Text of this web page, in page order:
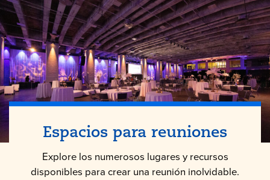
Espacios para reuniones
Explore los numerosos lugares y recursos
disponibles para crear una reunión inolvidable.